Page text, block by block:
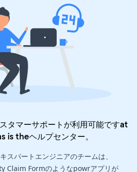
マーサポートが利用可能ですat
is theヘルプセンター。
スパートエンジニアのチームは、
Claim Formのようなpowrアプリが